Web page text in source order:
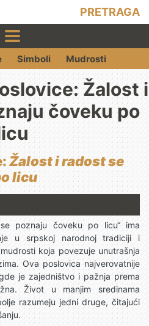
PRETRAGA
Simboli Mudrosti
Žalost i
čoveku po
Žalost i radost se
licu
poznaju čoveku po licu“ ima
u srpskoj narodnoj tradiciji i
koja povezuje unutrašnja
Ova poslovica najverovatnije
je zajedništvo i pažnja prema
Život u manjim sredinama
razumeju jedni druge, čitajući